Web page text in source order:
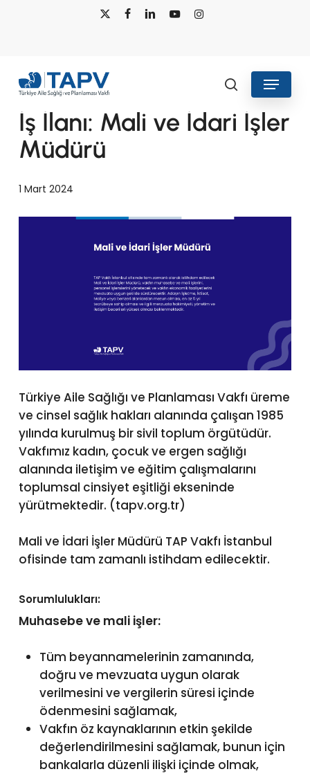
x-
facebooklinkedin youtubeinstagram
search
Menu
Duyurular
İş İlanı: Mali ve İdari İşler
Müdürü
1 Mart 2024
Türkiye Aile Sağlığı ve Planlaması Vakfı üreme
ve cinsel sağlık hakları alanında çalışan 1985
yılında kurulmuş bir sivil toplum örgütüdür.
Vakfımız kadın, çocuk ve ergen sağlığı
alanında iletişim ve eğitim çalışmalarını
toplumsal cinsiyet eşitliği ekseninde
yürütmektedir. (tapv.org.tr)
Mali ve İdari İşler Müdürü TAP Vakfı İstanbul
ofisinde tam zamanlı istihdam edilecektir.
Sorumlulukları:
Muhasebe ve mali işler:
Tüm beyannamelerinin zamanında,
doğru ve mevzuata uygun olarak
verilmesini ve vergilerin süresi içinde
ödenmesini sağlamak,
Vakfın öz kaynaklarının etkin şekilde
değerlendirilmesini sağlamak, bunun için
bankalarla düzenli ilişki içinde olmak,